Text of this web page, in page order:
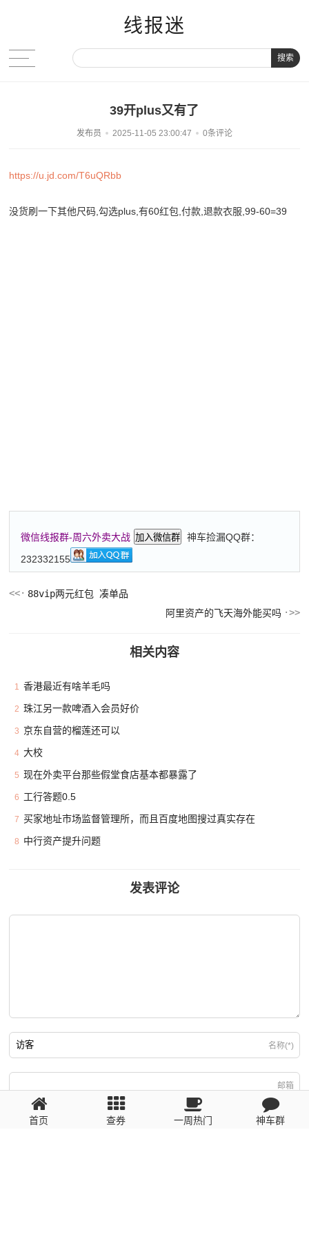
线报迷
搜索
39开plus又有了
发布员 2025-11-05 23:00:47 0条评论
https://u.jd.com/T6uQRbb
没货刷一下其他尺码,勾选plus,有60红包,付款,退款衣服,99-60=39
微信线报群-周六外卖大战 加入微信群
神车捡漏QQ群：
232332155
88vip两元红包 凑单品
阿里资产的飞天海外能买吗
相关内容
1 香港最近有啥羊毛吗
2 珠江另一款啤酒入会员好价
3 京东自营的榴莲还可以
4 大校
5 现在外卖平台那些假堂食店基本都暴露了
6 工行答题0.5
7 买家地址市场监督管理所，而且百度地图搜过真实存在
8 中行资产提升问题
发表评论
名称(*)
邮箱
回复需填写必要信息
首页 查券 一周热门 神车群